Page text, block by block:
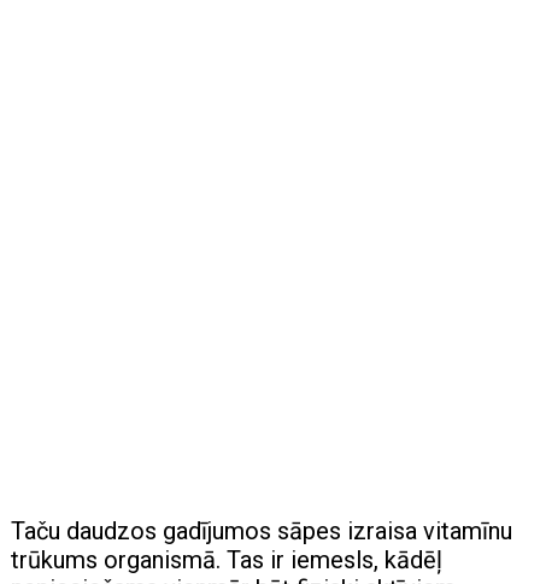
Taču daudzos gadījumos sāpes izraisa vitamīnu
trūkums organismā. Tas ir iemesls, kādēļ